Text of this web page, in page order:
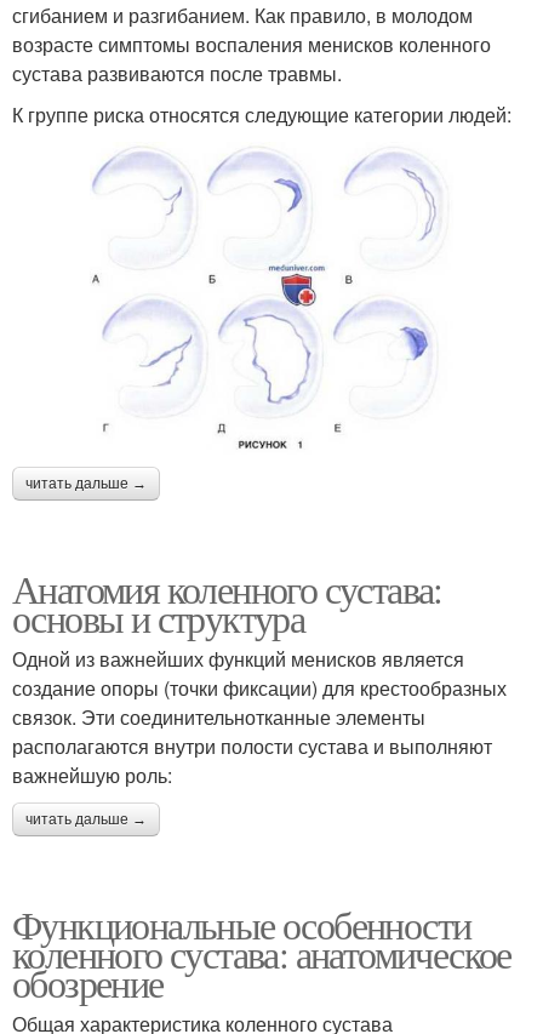
сгибанием и разгибанием. Как правило, в молодом
возрасте симптомы воспаления менисков коленного
сустава развиваются после травмы.
К группе риска относятся следующие категории людей:
читать дальше →
Анатомия коленного сустава:
основы и структура
Одной из важнейших функций менисков является
создание опоры (точки фиксации) для крестообразных
связок. Эти соединительнотканные элементы
располагаются внутри полости сустава и выполняют
важнейшую роль:
читать дальше →
Функциональные особенности
коленного сустава: анатомическое
обозрение
Общая характеристика коленного сустава